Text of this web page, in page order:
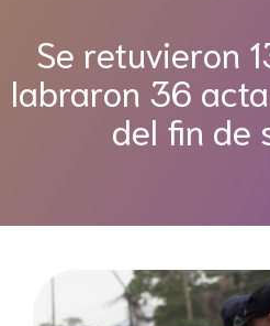
Se retuvieron
labraron 36
del fin de